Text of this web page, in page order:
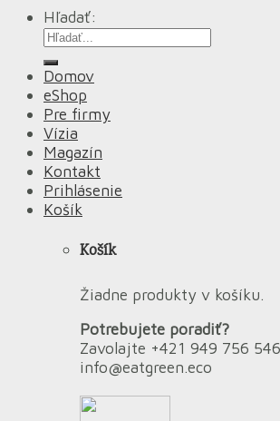
Hľadať:
Domov
eShop
Pre firmy
Vízia
Magazín
Kontakt
Prihlásenie
Košík
Košík
Žiadne produkty v košíku.
Potrebujete poradiť?
Zavolajte +421 949 756
info@eatgreen.eco